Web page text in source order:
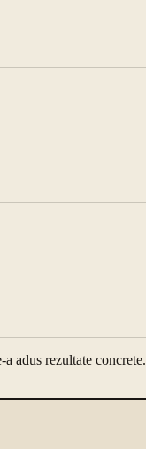
adus rezultate concrete.